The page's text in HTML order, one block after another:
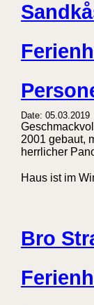
Date: 05.03.2019
2001 gebaut,
herrlicher
Haus ist im
Bro